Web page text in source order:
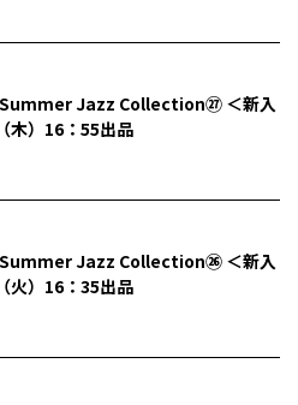
Summer Jazz Collection㉗ ＜新入
木）16：55出品
Summer Jazz Collection㉖ ＜新入
火）16：35出品